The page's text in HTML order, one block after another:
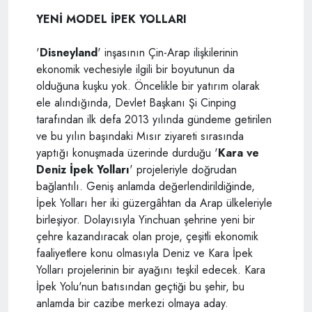
YENİ MODEL İPEK YOLLARI
'Disneyland' inşasının Çin-Arap ilişkilerinin
ekonomik vechesiyle ilgili bir boyutunun da
olduğuna kuşku yok. Öncelikle bir yatırım olarak
ele alındığında, Devlet Başkanı Şi Cinping
tarafından ilk defa 2013 yılında gündeme getirilen
ve bu yılın başındaki Mısır ziyareti sırasında
yaptığı konuşmada üzerinde durduğu 'Kara ve
Deniz İpek Yolları' projeleriyle doğrudan
bağlantılı. Geniş anlamda değerlendirildiğinde,
İpek Yolları her iki güzergâhtan da Arap ülkeleriyle
birleşiyor. Dolayısıyla Yinchuan şehrine yeni bir
çehre kazandıracak olan proje, çeşitli ekonomik
faaliyetlere konu olmasıyla Deniz ve Kara İpek
Yolları projelerinin bir ayağını teşkil edecek. Kara
İpek Yolu'nun batısından geçtiği bu şehir, bu
anlamda bir cazibe merkezi olmaya aday.